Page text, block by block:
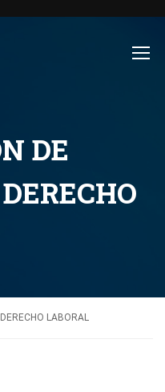
DE
LABORAL